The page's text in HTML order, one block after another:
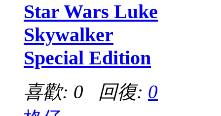
Star Wars Luke
Skywalker
Special Edition
喜歡: 0 回復: 0